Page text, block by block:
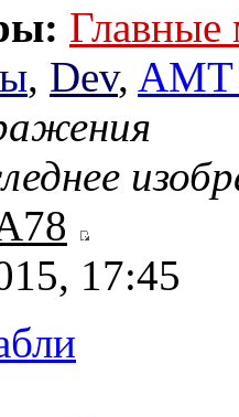
Главные
, Dev, AMT
17:45